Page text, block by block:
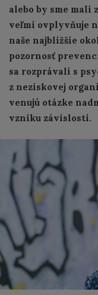
alebo by sme mali
veľmi ovplyvňuje
naše najbližšie
pozornosť
sa rozprávali s
z neziskovej
venujú otázke
vzniku závislosti.